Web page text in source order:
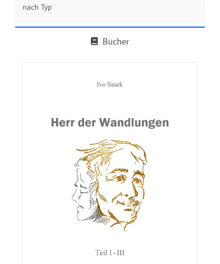
nach Typ
Bücher
Buch: Sieg der Herrlichkeit – Die
Überwindung des Bösen